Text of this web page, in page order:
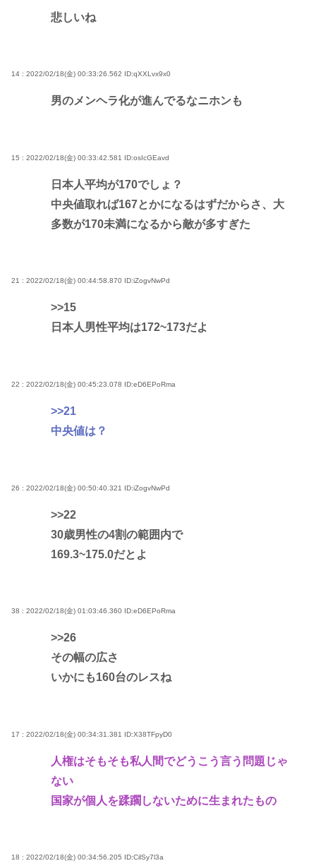
悲しいね
14 : 2022/02/18(金) 00:33:26.562 ID:qXXLvx9x0
男のメンヘラ化が進んでるなニホンも
15 : 2022/02/18(金) 00:33:42.581 ID:osIcGEavd
日本人平均が170でしょ？
中央値取れば167とかになるはずだからさ、大
多数が170未満になるから敵が多すぎた
21 : 2022/02/18(金) 00:44:58.870 ID:iZogvNwPd
>>15
日本人男性平均は172~173だよ
22 : 2022/02/18(金) 00:45:23.078 ID:eD6EPoRma
>>21
中央値は？
26 : 2022/02/18(金) 00:50:40.321 ID:iZogvNwPd
>>22
30歳男性の4割の範囲内で
169.3~175.0だとよ
38 : 2022/02/18(金) 01:03:46.360 ID:eD6EPoRma
>>26
その幅の広さ
いかにも160台のレスね
17 : 2022/02/18(金) 00:34:31.381 ID:X38TFpyD0
人権はそもそも私人間でどうこう言う問題じゃ
ない
国家が個人を蹂躙しないために生まれたもの
18 : 2022/02/18(金) 00:34:56.205 ID:CilSy7l3a